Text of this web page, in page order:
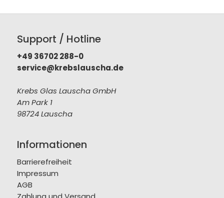
Support / Hotline
+49 36702 288-0
service@krebslauscha.de
Krebs Glas Lauscha GmbH
Am Park 1
98724 Lauscha
Informationen
Barrierefreiheit
Impressum
AGB